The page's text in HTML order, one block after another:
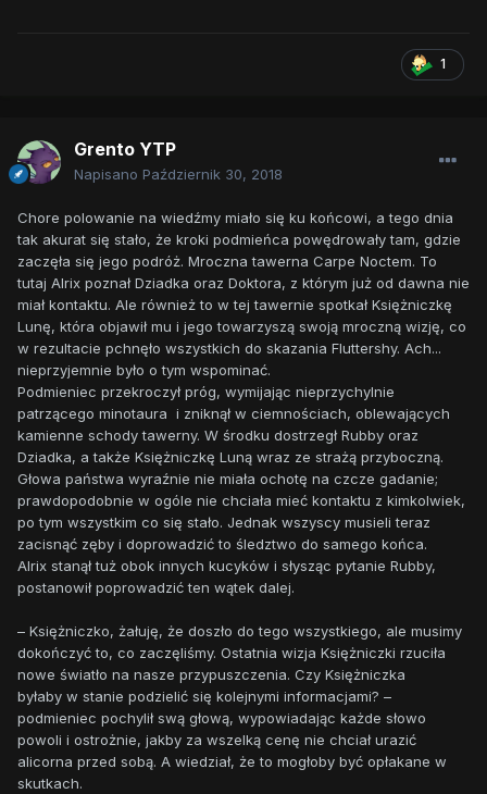
1
Grento YTP
Napisano Październik 30, 2018
Chore polowanie na wiedźmy miało się ku końcowi, a tego dnia
tak akurat się stało, że kroki podmieńca powędrowały tam, gdzie
zaczęła się jego podróż. Mroczna tawerna Carpe Noctem. To
tutaj Alrix poznał Dziadka oraz Doktora, z którym już od dawna nie
miał kontaktu. Ale również to w tej tawernie spotkał Księżniczkę
Lunę, która objawił mu i jego towarzyszą swoją mroczną wizję, co
w rezultacie pchnęło wszystkich do skazania Fluttershy. Ach...
nieprzyjemnie było o tym wspominać.
Podmieniec przekroczył próg, wymijając nieprzychylnie
patrzącego minotaura i zniknął w ciemnościach, oblewających
kamienne schody tawerny. W środku dostrzegł Rubby oraz
Dziadka, a także Księżniczkę Luną wraz ze strażą przyboczną.
Głowa państwa wyraźnie nie miała ochotę na czcze gadanie;
prawdopodobnie w ogóle nie chciała mieć kontaktu z kimkolwiek,
po tym wszystkim co się stało. Jednak wszyscy musieli teraz
zacisnąć zęby i doprowadzić to śledztwo do samego końca.
Alrix stanął tuż obok innych kucyków i słysząc pytanie Rubby,
postanowił poprowadzić ten wątek dalej.
– Księżniczko, żałuję, że doszło do tego wszystkiego, ale musimy
dokończyć to, co zaczęliśmy. Ostatnia wizja Księżniczki rzuciła
nowe światło na nasze przypuszczenia. Czy Księżniczka
byłaby w stanie podzielić się kolejnymi informacjami? –
podmieniec pochylił swą głową, wypowiadając każde słowo
powoli i ostrożnie, jakby za wszelką cenę nie chciał urazić
alicorna przed sobą. A wiedział, że to mogłoby być opłakane w
skutkach.